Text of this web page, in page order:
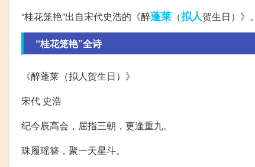
“桂花笼艳”出自宋代史浩的《醉蓬莱 （拟人贺生日）》。
“桂花笼艳”全诗
《醉蓬莱（拟人贺生日）》
宋代 史浩
纪今辰高会，屈指三朝，更逢重九。
珠履瑶簪，聚一天星斗。